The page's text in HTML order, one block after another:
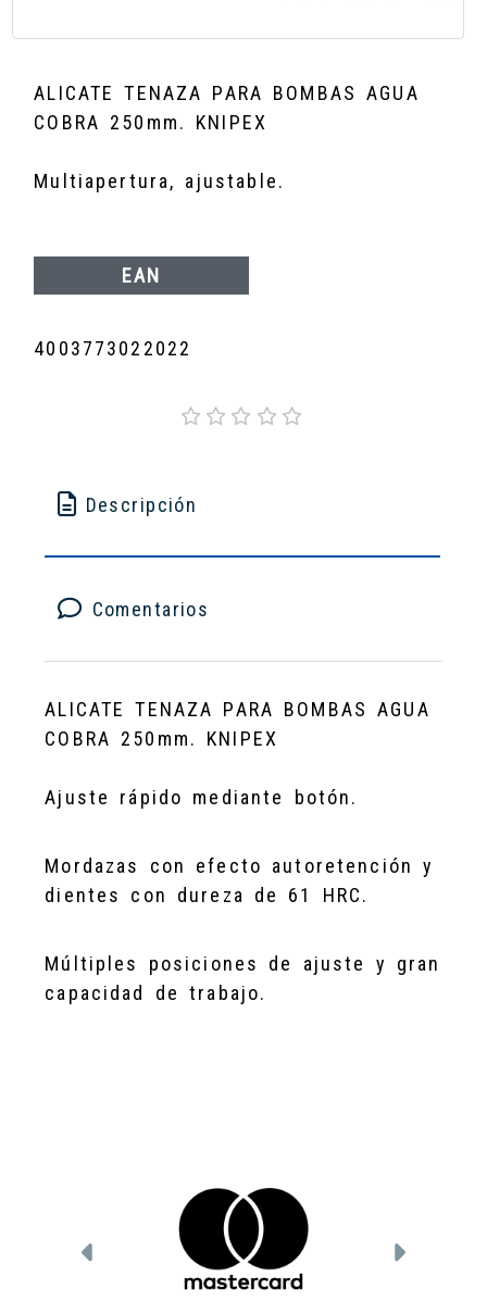
ALICATE TENAZA PARA BOMBAS AGUA
COBRA 250mm. KNIPEX
Multiapertura, ajustable.
EAN
4003773022022
Descripción
Comentarios
ALICATE TENAZA PARA BOMBAS AGUA
COBRA 250mm. KNIPEX
Ajuste rápido mediante botón.
Mordazas con efecto autoretención y
dientes con dureza de 61 HRC.
Múltiples posiciones de ajuste y gran
capacidad de trabajo.
Anterior